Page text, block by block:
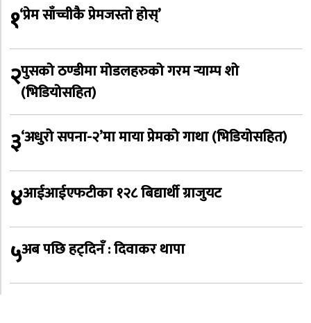
१‘प्रेम साँच्चीकै प्रेमजस्तो होस्’
२पुसको ठण्डीमा मोडलहरुको गरम र्‍याम्प शो
(भिडियोसहित)
३‘अधुरो सपना-२’मा माया प्रेमको गाथा (भिडियोसहित)
४आईआईएफटीका १२८ बिद्यार्थी ग्राजुयट
५अब पछि हट्दिनँ : दिवाकर थापा